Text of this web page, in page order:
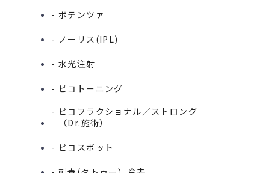
- ポテンツァ
- ノーリス(IPL)
- 水光注射
- ピコトーニング
- ピコフラクショナル／ストロング
（Dr.施術）
- ピコスポット